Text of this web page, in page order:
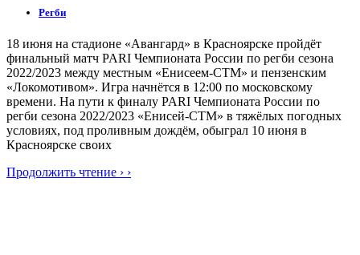
Регби
18 июня на стадионе «Авангард» в Красноярске пройдёт
финальный матч PARI Чемпионата России по регби сезона
2022/2023 между местным «Енисеем-СТМ» и пензенским
«Локомотивом». Игра начнётся в 12:00 по московскому
времени. На пути к финалу PARI Чемпионата России по
регби сезона 2022/2023 «Енисей-СТМ» в тяжёлых погодных
условиях, под проливным дождём, обыграл 10 июня в
Красноярске своих
Продолжить чтение › ›